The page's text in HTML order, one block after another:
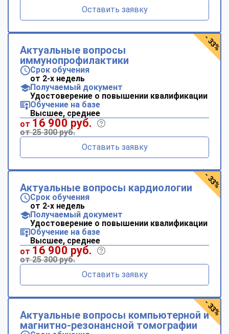
Оставить заявку
Актуальные вопросы
иммунопрофилактики
Срок обучения
от 2-х недель
Получаемый документ
Удостоверение о повышении квалификации
Обучение на базе
Высшее, среднее
от 16 900 руб.
от 25 300 руб.
Оставить заявку
- 33%
Актуальные вопросы кардиологии
Срок обучения
от 2-х недель
Получаемый документ
Удостоверение о повышении квалификации
Обучение на базе
Высшее, среднее
от 16 900 руб.
от 25 300 руб.
Оставить заявку
- 33%
Актуальные вопросы компьютерной и
магнитно-резонансной томографии
- 33%